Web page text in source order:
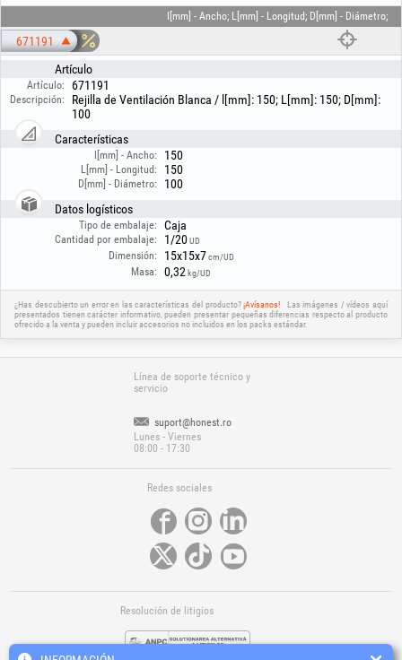
l[mm] - Ancho; L[mm] - Longitud; D[mm] - Diámetro;
671191
Artículo
Artículo: 671191
Descripción:
Rejilla de Ventilación Blanca / l[mm]: 150; L[mm]: 150; D[mm]:
100
Características
l[mm] - Ancho: 150
L[mm] - Longitud: 150
D[mm] - Diámetro:
100
Datos logísticos
Tipo de embalaje: Caja
Cantidad por embalaje: 1/20UD
Dimensión: 15x15x7cm/UD
Masa: 0,32 kg/UD
¿Has descubierto un error en las características del producto?¡Avísanos!
Las imágenes / vídeos aquí
presentados tienen carácter informativo, pueden presentar pequeñas diferencias respecto al producto
ofrecido a la venta y pueden incluir accesorios no incluidos en los packs estándar.
Línea de soporte técnico y
servicio
suport@honest.ro
Lunes - Viernes
08:00 - 17:30
Redes sociales
Resolución de litigios